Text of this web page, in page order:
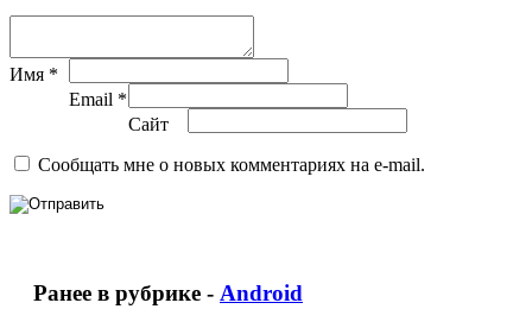
Имя *
Email *
Сайт
Сообщать мне о новых комментариях на e-mail.
Ранее в рубрике - Android